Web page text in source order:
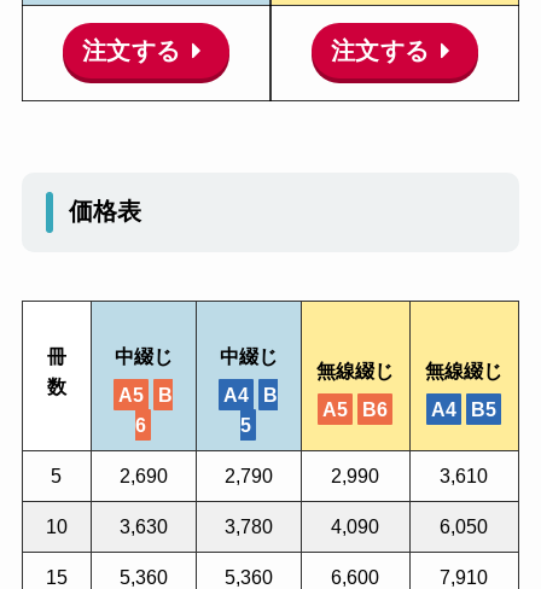
注文する 注文する
価格表
冊
数
中綴じ
A5
B
6
中綴じ
A4
B
5
無線綴じ
A5
B6
無線綴じ
A4
B5
5 2,690 2,790 2,990 3,610
10 3,630 3,780 4,090 6,050
15 5,360 5,360 6,600 7,910